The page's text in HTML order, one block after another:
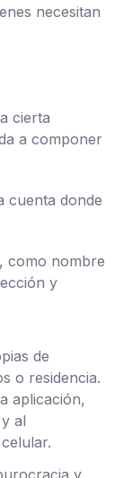
necesitan
cierta
a componer
cuenta donde
como nombre
y
de
o residencia.
aplicación,
al
y